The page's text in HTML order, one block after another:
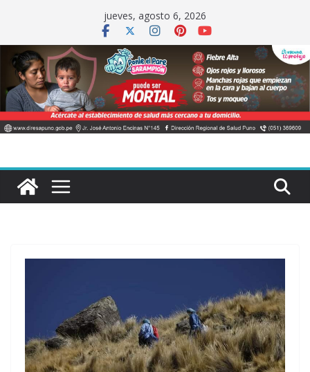
contenido
jueves, agosto 6, 2026